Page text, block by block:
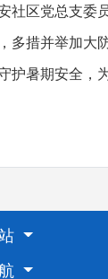
区党总支委
多措并举加大
护暑期安全，